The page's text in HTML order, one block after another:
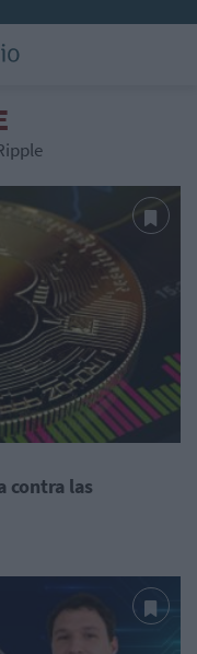
contra las